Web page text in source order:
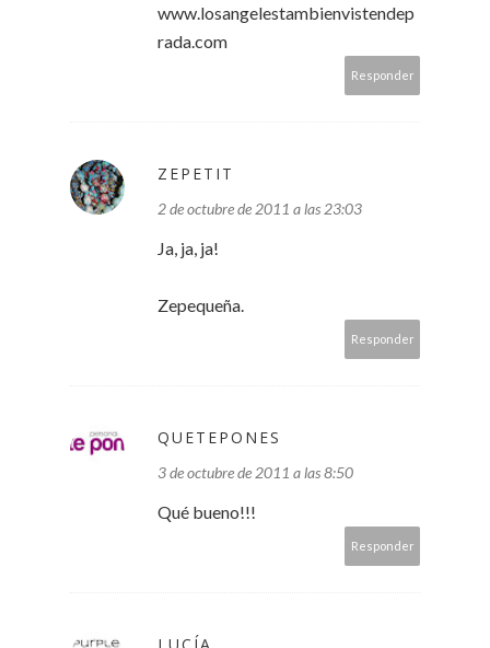
www.losangelestambienvistendep
rada.com
Responder
ZEPETIT
2 de octubre de 2011 a las 23:03
Ja, ja, ja!
Zepequeña.
Responder
QUETEPONES
3 de octubre de 2011 a las 8:50
Qué bueno!!!
Responder
LUCÍA